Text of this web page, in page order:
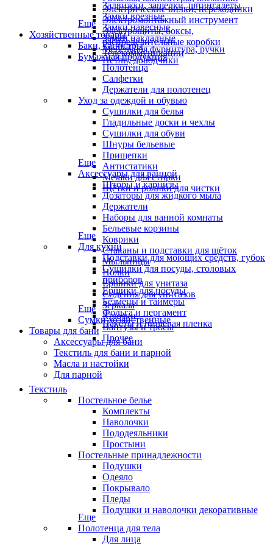
Электрические вилки, переходники
Электромонтажный инструмент
Электрощиты, боксы,
распределительные коробки
Телекоммуникации
Задвижки, защелки, шпингалеты
Замки врезные
Замки навесные
Замки накладные
Мебельная фурнитура, ручки
Петли, доводчики
Еще
Хозяйственные товары
Баки, канистры
Бумажная продукция
Полотенца
Салфетки
Держатели для полотенец
Уход за одеждой и обувью
Сушилки для белья
Гладильные доски и чехлы
Сушилки для обуви
Шнуры бельевые
Прищепки
Антистатики
Мешки для стирки
Щётки и ролики для чистки
Еще
Аксессуары для ванной
Шторы и карнизы
Дозаторы для жидкого мыла
Держатели
Наборы для ванной комнаты
Бельевые корзины
Коврики
Стаканы и подставки для щёток
Мыльницы
Полки
Ёршики для унитаза
Сидения для унитазов
Зеркала
Крючки
Вантузы и тросы
Прочее
Еще
Для кухни
Подставки для моющих средств, губок
Сушилки для посуды, столовых
приборов
Ёршики для посуды
Безмены и таймеры
Фольга и пергамент
Пакеты и пищевая пленка
Еще
Сумки хозяйственные
Товары для бани
Аксессуары для бани
Текстиль для бани и парной
Масла и настойки
Для парной
Текстиль
Постельное белье
Комплекты
Наволочки
Пододеяльники
Простыни
Постельные принадлежности
Подушки
Одеяло
Покрывало
Пледы
Подушки и наволочки декоративные
Еще
Полотенца для тела
Для лица